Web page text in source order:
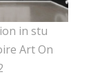
in stu
Art On